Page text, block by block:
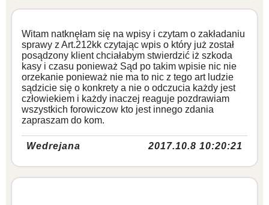
Witam natknęłam się na wpisy i czytam o zakładaniu
sprawy z Art.212kk czytając wpis o który już został
posądzony klient chciałabym stwierdzić iż szkoda
kasy i czasu ponieważ Sąd po takim wpisie nic nie
orzekanie ponieważ nie ma to nic z tego art ludzie
sądzicie się o konkrety a nie o odczucia każdy jest
człowiekiem i każdy inaczej reaguje pozdrawiam
wszystkich forowiczow kto jest innego zdania
zapraszam do kom.
Wedrejana 2017.10.8 10:20:21